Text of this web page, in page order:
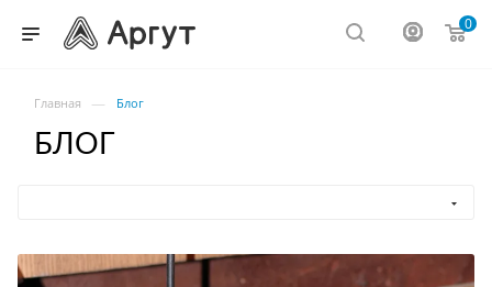
0
Главная — Блог
БЛОГ